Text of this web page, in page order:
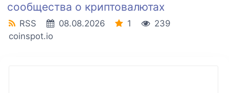
сообщества о криптовалютах
RSS 08.08.2026 1
239
coinspot.io